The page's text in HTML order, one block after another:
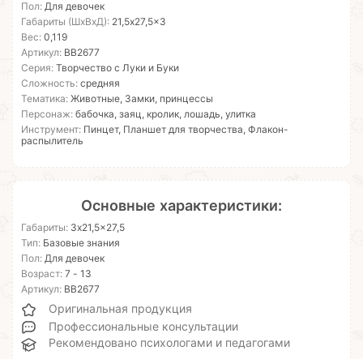
Пол: Для девочек
Габариты (ШхВхД): 21,5x27,5x3
Вес: 0,119
Артикул: ВВ2677
Серия: Творчество с Луки и Буки
Сложность: средняя
Тематика: Животные, Замки, принцессы
Персонаж: бабочка, заяц, кролик, лошадь, улитка
Инструмент: Пинцет, Планшет для творчества, Флакон-
распылитель
Основные характеристики:
Габариты: 3x21,5x27,5
Тип: Базовые знания
Пол: Для девочек
Возраст: 7 - 13
Артикул: ВВ2677
Оригинальная продукция
Профессиональные консультации
Рекомендовано психологами и педагогами